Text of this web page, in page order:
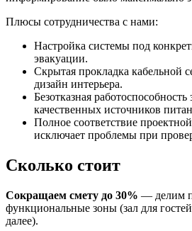
Плюсы сотрудничества с нами:
Настройка системы под
эвакуации.
Скрытая прокладка кабельной
дизайн интерьера.
Безотказная работоспособность
качественных источников
Полное соответствие
исключает проблемы при
Сколько стоит
Сокращаем смету до 30% — делим
функциональные зоны (зал для
далее).